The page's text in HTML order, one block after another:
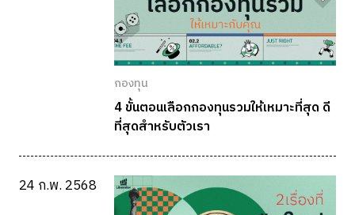
กองทุน
4 ขั้นตอนเลือกกองทุนรวมให้เหมาะที่สุด ดี
ที่สุดสำหรับตัวเรา
24 ก.พ. 2568